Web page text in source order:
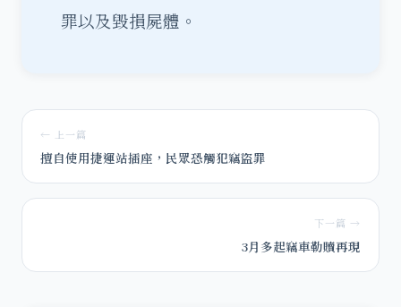
罪以及毀損屍體。
← 上一篇
擅自使用捷運站插座，民眾恐觸犯竊盜罪
下一篇 →
3月多起竊車勒贖再現